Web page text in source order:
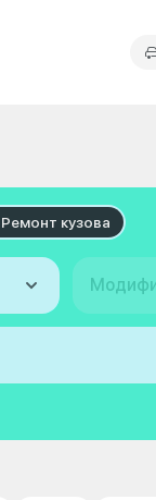
Ремонт кузова